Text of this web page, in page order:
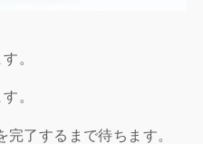
。
。
了するまで待ちます。